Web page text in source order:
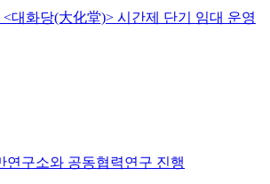
대화당(大化堂)> 시간제 단기 임대 운영
연구소와 공동협력연구 진행